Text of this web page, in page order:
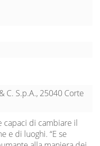
C. S.p.A., 25040 Corte
capaci di cambiare il
e di luoghi. “E se